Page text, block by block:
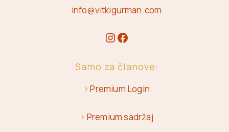
info@vitkigurman.com
Samo za članove:
>Premium Login
> Premium sadržaj